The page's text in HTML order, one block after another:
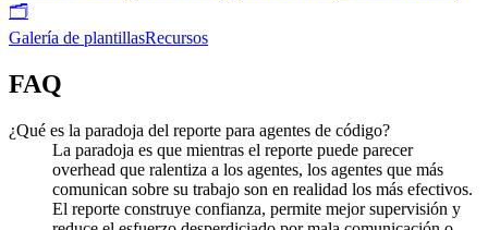
🗂️
Galería de plantillasRecursos
FAQ
¿Qué es la paradoja del reporte para agentes de código?
La paradoja es que mientras el reporte puede parecer
overhead que ralentiza a los agentes, los agentes que más
comunican sobre su trabajo son en realidad los más efectivos.
El reporte construye confianza, permite mejor supervisión y